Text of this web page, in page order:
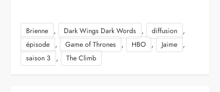
Brienne , Dark Wings Dark Words , diffusion ,
épisode , Game of Thrones , HBO , Jaime ,
saison 3 , The Climb